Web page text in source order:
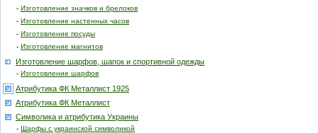
- Изготовление значков и брелоков
- Изготовление настенных часов
- Изготовление посуды
- Изготовление магнитов
Изготовление шарфов, шапок и спортивной одежды
- Изготовление шарфов
Атрибутика ФК Металлист 1925
Атрибутика ФК Металлист
Символика и атрибутика Украины
- Шарфы с украинской символикой